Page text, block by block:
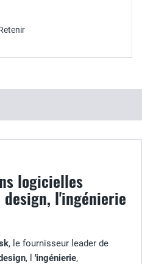
logicielles
l'ingénierie
, le fournisseur leader de
, l 'ingénierie,